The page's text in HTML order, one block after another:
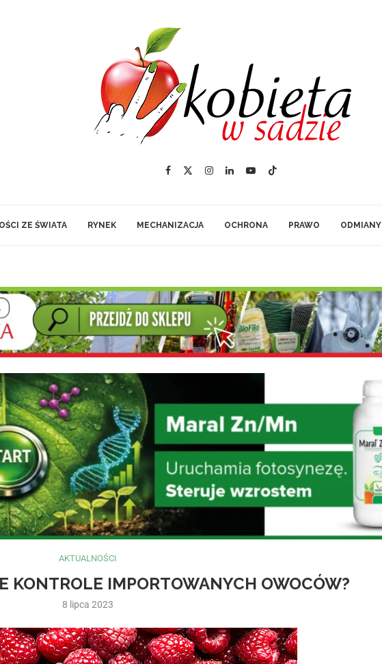
ZE ŚWIATA RYNEK MECHANIZACJA OCHRONA PRAWO ODMIANY
AKTUALNOŚCI
KONTROLE IMPORTOWANYCH OWOCÓW?
8 lipca 2023